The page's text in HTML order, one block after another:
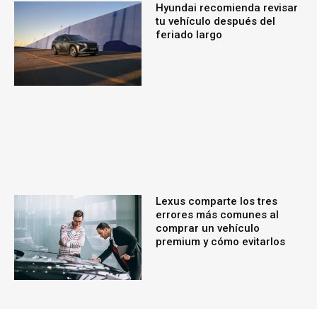
Hyundai recomienda revisar
tu vehículo después del
feriado largo
Lexus comparte los tres
errores más comunes al
comprar un vehículo
premium y cómo evitarlos